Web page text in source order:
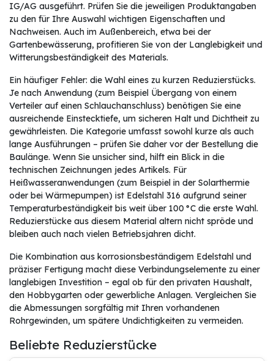
IG/AG ausgeführt. Prüfen Sie die jeweiligen Produktangaben
zu den für Ihre Auswahl wichtigen Eigenschaften und
Nachweisen. Auch im Außenbereich, etwa bei der
Gartenbewässerung, profitieren Sie von der Langlebigkeit und
Witterungsbeständigkeit des Materials.
Ein häufiger Fehler: die Wahl eines zu kurzen Reduzierstücks.
Je nach Anwendung (zum Beispiel Übergang von einem
Verteiler auf einen Schlauchanschluss) benötigen Sie eine
ausreichende Einstecktiefe, um sicheren Halt und Dichtheit zu
gewährleisten. Die Kategorie umfasst sowohl kurze als auch
lange Ausführungen – prüfen Sie daher vor der Bestellung die
Baulänge. Wenn Sie unsicher sind, hilft ein Blick in die
technischen Zeichnungen jedes Artikels. Für
Heißwasseranwendungen (zum Beispiel in der Solarthermie
oder bei Wärmepumpen) ist Edelstahl 316 aufgrund seiner
Temperaturbeständigkeit bis weit über 100 °C die erste Wahl.
Reduzierstücke aus diesem Material altern nicht spröde und
bleiben auch nach vielen Betriebsjahren dicht.
Die Kombination aus korrosionsbeständigem Edelstahl und
präziser Fertigung macht diese Verbindungselemente zu einer
langlebigen Investition – egal ob für den privaten Haushalt,
den Hobbygarten oder gewerbliche Anlagen. Vergleichen Sie
die Abmessungen sorgfältig mit Ihren vorhandenen
Rohrgewinden, um spätere Undichtigkeiten zu vermeiden.
Beliebte Reduzierstücke